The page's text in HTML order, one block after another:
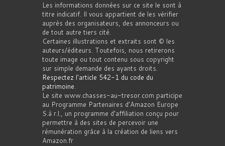
Les informations données sur ce site le sont à
titre indicatif. Il vous appartient de les vérifier
auprès des organisateurs, des annonceurs ou
de tout autre tiers cité.
Certaines illustrations et extraits sont © les
auteurs/éditeurs. Toutefois, nous retirerons
toute image ou tout contenu sous copyright
sur simple demande des ayants droits.
Respectez l'article 542-1 du code du
patrimoine.
Le site www.chasses-au-tresor.com participe
au Programme Partenaires d’Amazon Europe
S.à r.l., un programme d’affiliation conçu pour
permettre à des sites de percevoir une
rémunération grâce à la création de liens vers
Amazon.fr